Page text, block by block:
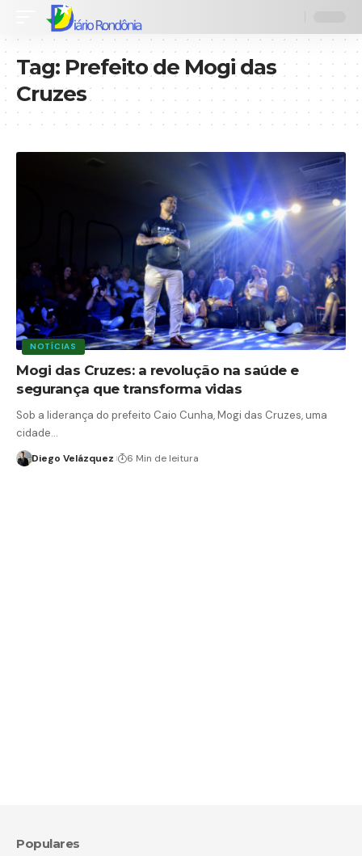
Tag: Prefeito de Mogi das
Cruzes
NOTÍCIAS
Mogi das Cruzes: a revolução na saúde e
segurança que transforma vidas
Sob a liderança do prefeito Caio Cunha, Mogi das Cruzes, uma
cidade…
Diego Velázquez 6 Min de leitura
Populares